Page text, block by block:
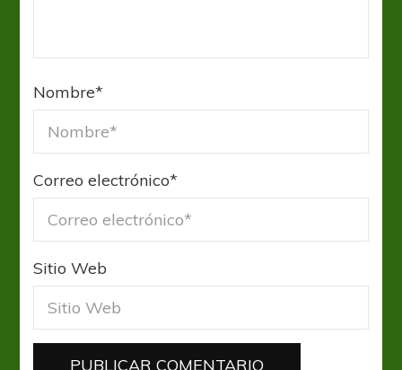
Nombre*
Correo electrónico*
Sitio Web